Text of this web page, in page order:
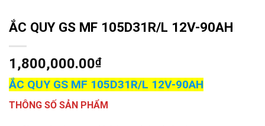
ẮC QUY GS MF 105D31R/L 12V-90AH
1,800,000.00₫
ẮC QUY GS MF 105D31R/L 12V-90AH
THÔNG SỐ SẢN PHẨM